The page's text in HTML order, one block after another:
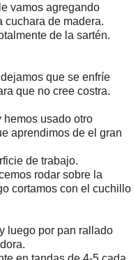
vamos agregando
cuchara de madera.
de la sartén.
que se enfríe
que no cree costra.
hemos usado otro
aprendimos de el gran
de trabajo.
rodar sobre la
cortamos con el cuchillo
luego por pan rallado